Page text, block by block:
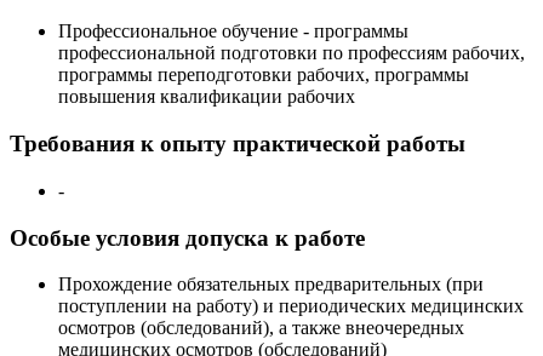
Профессиональное обучение - программы
профессиональной подготовки по профессиям рабочих,
программы переподготовки рабочих, программы
повышения квалификации рабочих
Требования к опыту практической работы
-
Особые условия допуска к работе
Прохождение обязательных предварительных (при
поступлении на работу) и периодических медицинских
осмотров (обследований), а также внеочередных
медицинских осмотров (обследований)